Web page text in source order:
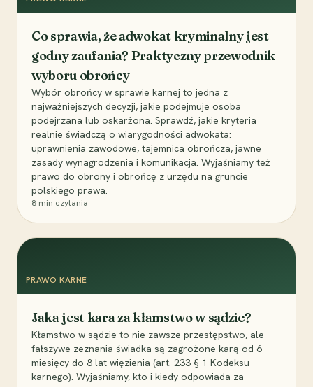
Co sprawia, że adwokat kryminalny jest
godny zaufania? Praktyczny przewodnik
wyboru obrońcy
Wybór obrońcy w sprawie karnej to jedna z
najważniejszych decyzji, jakie podejmuje osoba
podejrzana lub oskarżona. Sprawdź, jakie kryteria
realnie świadczą o wiarygodności adwokata:
uprawnienia zawodowe, tajemnica obrończa, jawne
zasady wynagrodzenia i komunikacja. Wyjaśniamy też
prawo do obrony i obrońcę z urzędu na gruncie
polskiego prawa.
8 min czytania
PRAWO KARNE
Jaka jest kara za kłamstwo w sądzie?
Kłamstwo w sądzie to nie zawsze przestępstwo, ale
fałszywe zeznania świadka są zagrożone karą od 6
miesięcy do 8 lat więzienia (art. 233 § 1 Kodeksu
karnego). Wyjaśniamy, kto i kiedy odpowiada za